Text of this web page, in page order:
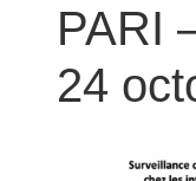
PARI
24